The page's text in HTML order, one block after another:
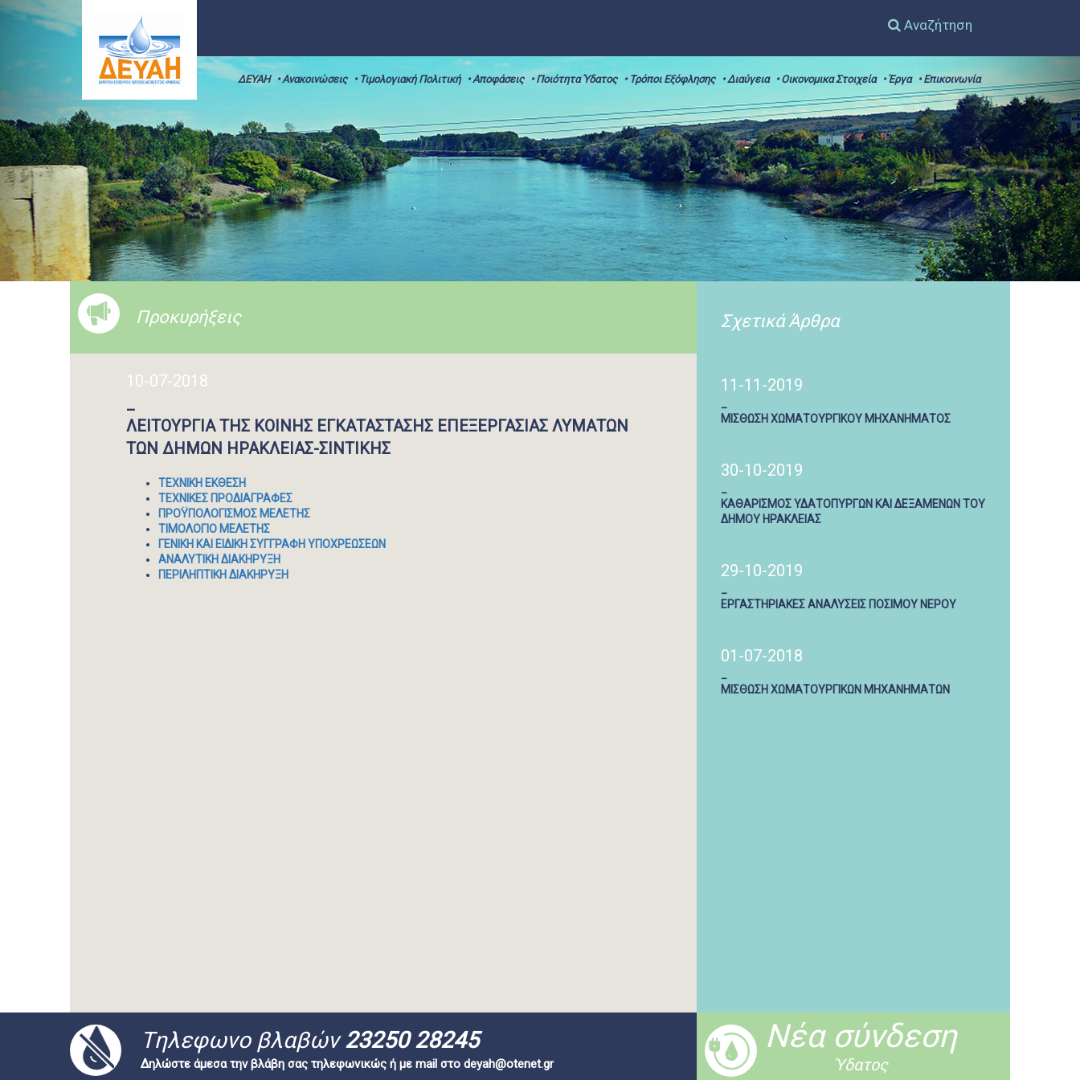
Αναζήτηση
ΔΕΥΑΗ • Ανακοινώσεις • Τιμολογιακή Πολιτική • Αποφάσεις • Ποιότητα Ύδατος • Τρόποι Εξόφλησης • Διαύγεια • Οικονομικα Στοιχεία • Έργα • Επικοινωνία
Προκυρήξεις
10-07-2018
_
ΛΕΙΤΟΥΡΓΙΑ ΤΗΣ ΚΟΙΝΗΣ ΕΓΚΑΤΑΣΤΑΣΗΣ ΕΠΕΞΕΡΓΑΣΙΑΣ ΛΥΜΑΤΩΝ
ΤΩΝ ΔΗΜΩΝ ΗΡΑΚΛΕΙΑΣ-ΣΙΝΤΙΚΗΣ
ΤΕΧΝΙΚΗ ΕΚΘΕΣΗ
ΤΕΧΝΙΚΕΣ ΠΡΟΔΙΑΓΡΑΦΕΣ
ΠΡΟΫΠΟΛΟΓΙΣΜΟΣ ΜΕΛΕΤΗΣ
ΤΙΜΟΛΟΓΙΟ ΜΕΛΕΤΗΣ
ΓΕΝΙΚΗ ΚΑΙ ΕΙΔΙΚΗ ΣΥΓΓΡΑΦΗ ΥΠΟΧΡΕΩΣΕΩΝ
ΑΝΑΛΥΤΙΚΗ ΔΙΑΚΗΡΥΞΗ
ΠΕΡΙΛΗΠΤΙΚΗ ΔΙΑΚΗΡΥΞΗ
Σχετικά Άρθρα
11-11-2019
ΜΙΣΘΩΣΗ ΧΩΜΑΤΟΥΡΓΙΚΟΥ ΜΗΧΑΝΗΜΑΤΟΣ
30-10-2019
ΚΑΘΑΡΙΣΜΟΣ ΥΔΑΤΟΠΥΡΓΩΝ ΚΑΙ ΔΕΞΑΜΕΝΩΝ ΤΟΥ
ΔΗΜΟΥ ΗΡΑΚΛΕΙΑΣ
29-10-2019
ΕΡΓΑΣΤΗΡΙΑΚΕΣ ΑΝΑΛΥΣΕΙΣ ΠΟΣΙΜΟΥ ΝΕΡΟΥ
01-07-2018
ΜΙΣΘΩΣΗ ΧΩΜΑΤΟΥΡΓΙΚΩΝ ΜΗΧΑΝΗΜΑΤΩΝ
Tηλεφωνο βλαβών23250 28245
Δηλώστε άμεσα την βλάβη σας τηλεφωνικώς ή με mail στο deyah@otenet.gr
Νέα σύνδεση
Ύδατος